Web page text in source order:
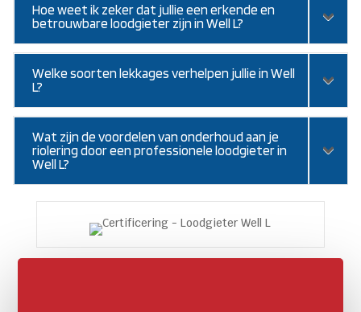
Hoe weet ik zeker dat jullie een erkende en
betrouwbare loodgieter zijn in Well L?
Welke soorten lekkages verhelpen jullie in Well
L?
Wat zijn de voordelen van onderhoud aan je
riolering door een professionele loodgieter in
Well L?